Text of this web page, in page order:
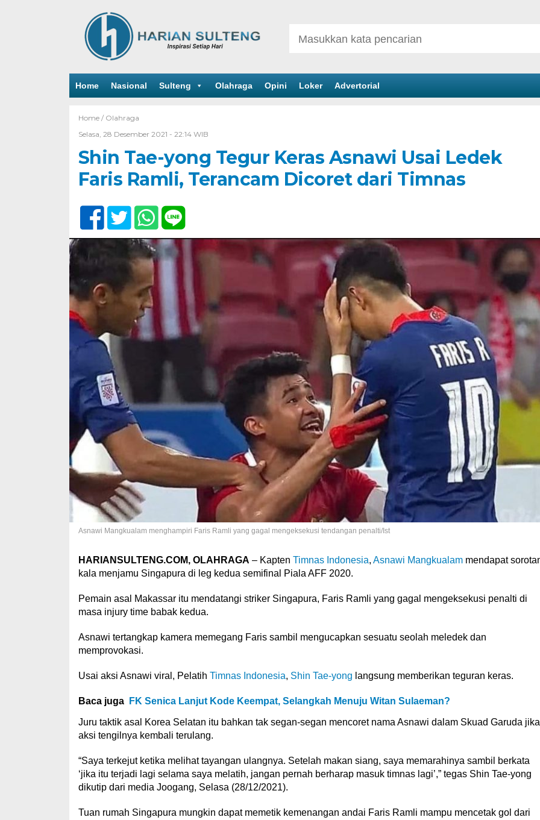
Home Nasional Sulteng Olahraga Opini Loker Advertorial
Home / Olahraga
Selasa, 28 Desember 2021 - 22:14 WIB
Shin Tae-yong Tegur Keras Asnawi Usai Ledek
Faris Ramli, Terancam Dicoret dari Timnas
Asnawi Mangkualam menghampiri Faris Ramli yang gagal mengeksekusi tendangan penalti/Ist
HARIANSULTENG.COM, OLAHRAGA – Kapten Timnas Indonesia, Asnawi Mangkualammendapat
kala menjamu Singapura di leg kedua semifinal Piala AFF 2020.
Pemain asal Makassar itu mendatangi striker Singapura, Faris Ramli yang gagal mengeksekusi penalti di
masa injury time babak kedua.
Asnawi tertangkap kamera memegang Faris sambil mengucapkan sesuatu seolah meledek dan
memprovokasi.
Usai aksi Asnawi viral, Pelatih Timnas Indonesia, Shin Tae-yong langsung memberikan teguran keras.
Baca juga FK Senica Lanjut Kode Keempat, Selangkah Menuju Witan Sulaeman?
Juru taktik asal Korea Selatan itu bahkan tak segan-segan mencoret nama Asnawi dalam Skuad Garuda jika
aksi tengilnya kembali terulang.
“Saya terkejut ketika melihat tayangan ulangnya. Setelah makan siang, saya memarahinya sambil berkata
‘jika itu terjadi lagi selama saya melatih, jangan pernah berharap masuk timnas lagi’,” tegas Shin Tae-yong
dikutip dari media Joogang, Selasa (28/12/2021).
Tuan rumah Singapura mungkin dapat memetik kemenangan andai Faris Ramli mampu mencetak gol dari